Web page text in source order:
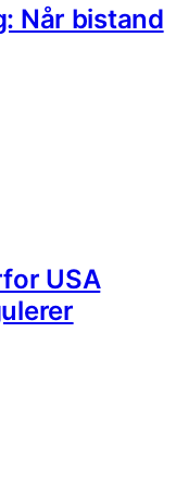
Når bistand
USA